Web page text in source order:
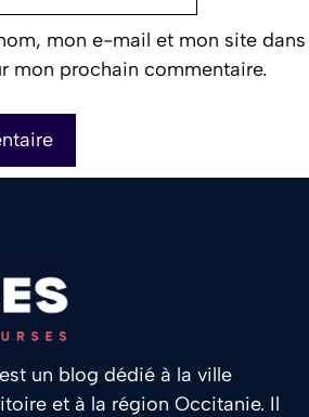
mon e-mail et mon site dans
mon prochain commentaire.
un blog dédié à la ville
et à la région Occitanie. Il